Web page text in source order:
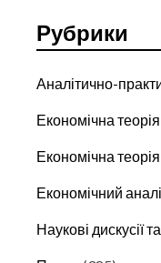
Рубрики
Аналітично-
Економічна теорія
Економічна
Економічний
Наукові дискусії